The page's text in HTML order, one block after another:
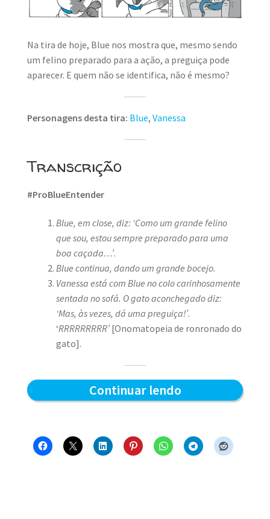
Na tira de hoje, Blue nos mostra que, mesmo sendo
um felino preparado para a ação, a preguiça pode
aparecer. E quem não se identifica, não é mesmo?
Personagens desta tira: Blue, Vanessa
Transcrição
#ProBlueEntender
Blue, em close, diz: ‘Como um grande felino
que sou, estou sempre preparado para uma
boa caçada…’.
Blue continua, dando um grande bocejo.
Vanessa está com Blue no colo carinhosamente
sentada no sofá. O gato aconchegado diz:
‘Mas, às vezes, dá uma preguiça!’.
‘RRRRRRRRR’[Onomatopeia de ronronado do
gato].
Continuar lendoPreparado
caçada?